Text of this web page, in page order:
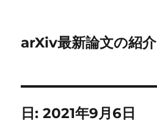
arXiv最新論文の紹介
日:2021年9月6日